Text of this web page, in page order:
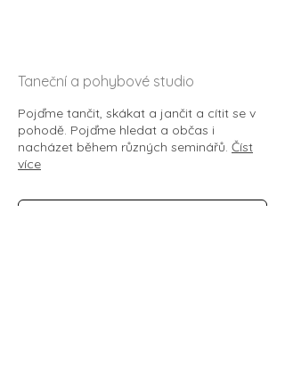
Taneční a pohybové studio
Pojďme tančit, skákat a jančit a cítit se v
pohodě. Pojďme hledat a občas i
nacházet během různých seminářů. Číst
více